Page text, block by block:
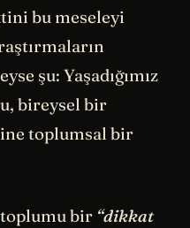
bu meseleyi
şu: Yaşadığımız
bireysel bir
toplumsal bir
toplumu bir “dikkat